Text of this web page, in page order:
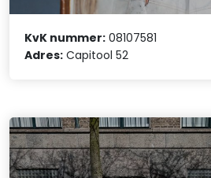
KvK nummer: 08107581
Adres: Capitool 52